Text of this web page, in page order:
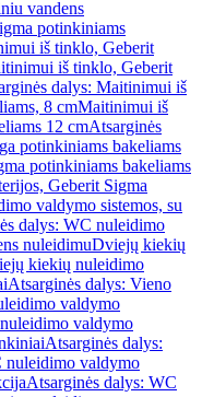
vandens
potinkiniams
iš tinklo, Geberit
iš tinklo, Geberit
dalys: Maitinimui iš
8 cmMaitinimui iš
12 cmAtsarginės
potinkiniams bakeliams
potinkiniams bakeliams
Geberit Sigma
valdymo sistemos, su
dalys: WC nuleidimo
nuleidimuDviejų kiekių
kiekių nuleidimo
Atsarginės dalys: Vieno
valdymo
valdymo
Atsarginės dalys:
nuleidimo valdymo
Atsarginės dalys: WC